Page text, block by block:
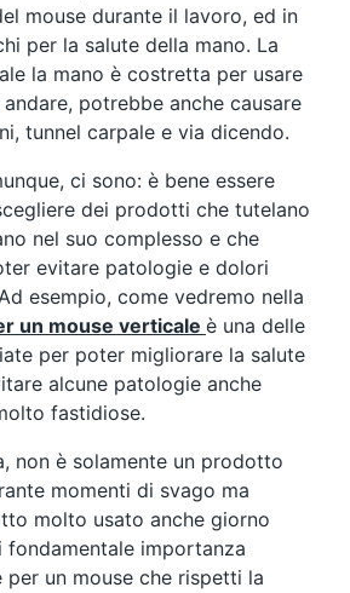
mouse durante il lavoro, ed in
per la salute della mano. La
la mano è costretta per usare
potrebbe anche causare
tunnel carpale e via dicendo.
ci sono: è bene essere
dei prodotti che tutelano
nel suo complesso e che
evitare patologie e dolori
esempio, come vedremo nella
un mouse verticale è una delle
per poter migliorare la salute
alcune patologie anche
fastidiose.
non è solamente un prodotto
momenti di svago ma
molto usato anche giorno
importanza
un mouse che rispetti la